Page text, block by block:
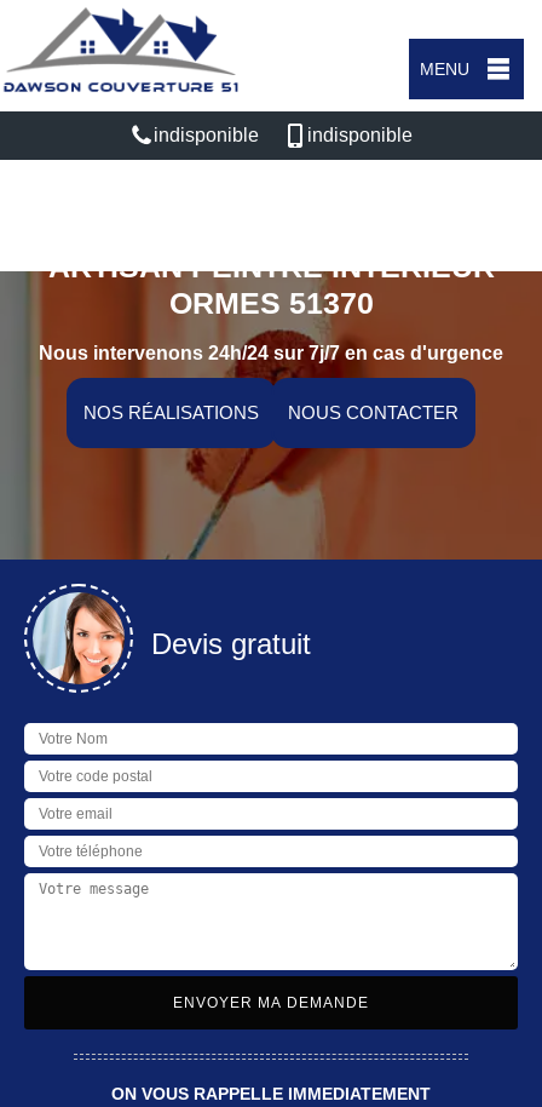
MENU
indisponible indisponible
ARTISAN PEINTRE INTÉRIEUR
ORMES 51370
Nous intervenons 24h/24 sur 7j/7 en cas d'urgence
NOS RÉALISATIONS NOUS CONTACTER
Devis gratuit
ON VOUS RAPPELLE IMMEDIATEMENT